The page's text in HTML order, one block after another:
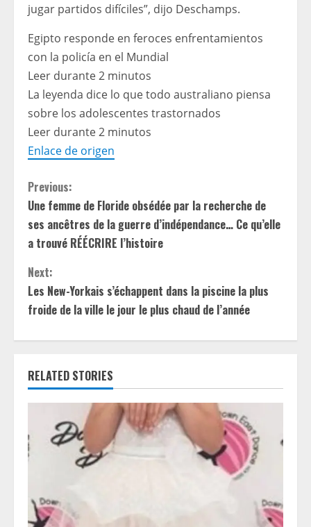
jugar partidos difíciles”, dijo Deschamps.
Egipto responde en feroces enfrentamientos
con la policía en el Mundial
Leer durante 2 minutos
La leyenda dice lo que todo australiano piensa
sobre los adolescentes trastornados
Leer durante 2 minutos
Enlace de origen
C
o
n
t
i
n
u
e
e
d
Previous:
Une femme de Floride obsédée par la recherche de
ses ancêtres de la guerre d’indépendance… Ce qu’elle
a trouvé RÉÉCRIRE l’histoire
Next:
Les New-Yorkais s’échappent dans la piscine la plus
froide de la ville le jour le plus chaud de l’année
RELATED STORIES